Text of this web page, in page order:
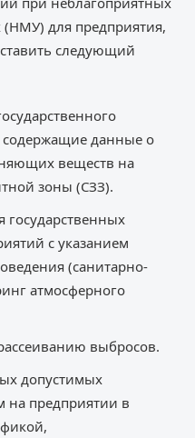
(НМУ) для предприятия,
следующий
содержащие данные о
веществ на
зоны (СЗЗ).
с указанием
(санитарно-
атмосферного
выбросов.
допустимых
на предприятии в